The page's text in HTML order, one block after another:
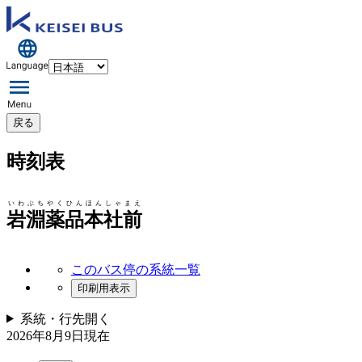
戻る
時刻表
岩淵薬品本社前
いわぶちやくひんほんしゃまえ
このバス停の系統一覧
印刷用表示
系統・行先開く
2026年8月9日 現在